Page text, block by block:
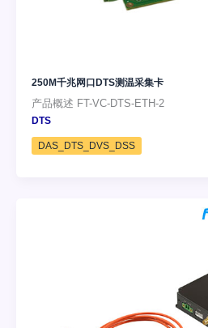
250M千兆网口DTS测温采集卡
产品概述 FT-VC-DTS-ETH-2
DTS
DAS_DTS_DVS_DSS